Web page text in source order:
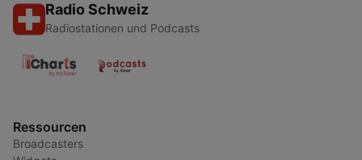
Radio Schweiz
Radiostationen und Podcasts
Ressourcen
Broadcasters